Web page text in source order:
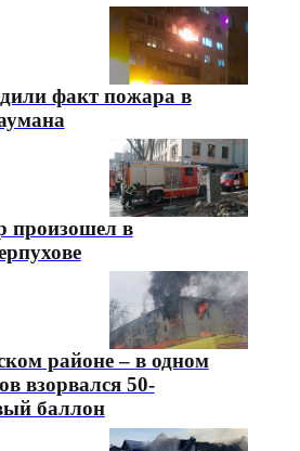
факт пожара в
произошел в
районе – в одном
взорвался 50-
баллон